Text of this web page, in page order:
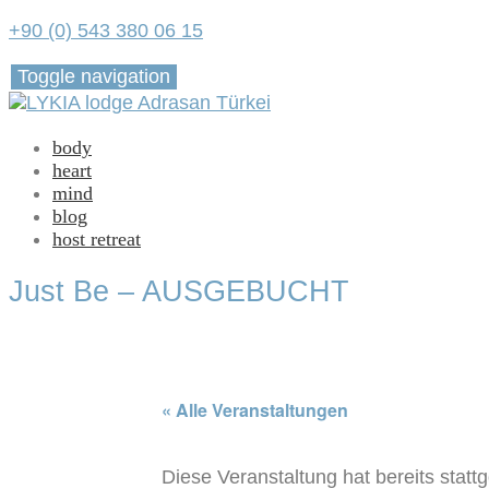
+90 (0) 543 380 06 15
Toggle navigation
body
heart
mind
blog
host retreat
Just Be – AUSGEBUCHT
« Alle Veranstaltungen
Diese Veranstaltung hat bereits